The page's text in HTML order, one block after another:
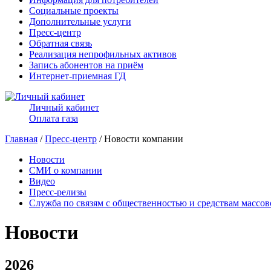
Социальные проекты
Дополнительные услуги
Пресс-центр
Обратная связь
Реализация непрофильных активов
Запись абонентов на приём
Интернет-приемная ГД
Личный кабинет
Оплата газа
Главная /Пресс-центр / Новости компании
Новости
СМИ о компании
Видео
Пресс-релизы
Служба по связям с общественностью и средствам
Новости
2026